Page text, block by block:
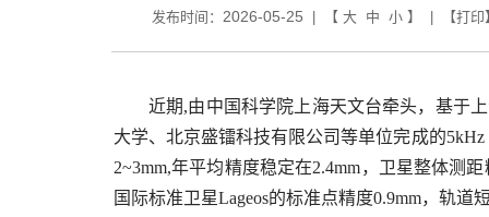
发布时间： 2026-05-25 | 【大 中 小 】 | 【打印
近期,由中国科学院上海天文台牵头，基于
大学、北京盛镭科技有限公司等单位完成的
2~3mm,年平均精度稳定在2.4mm，卫星整体测
国际标准卫星Lageos的标准点精度0.9mm，轨